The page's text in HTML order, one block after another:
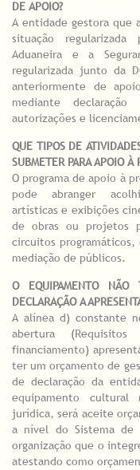
DE APOIO?
A entidade gestora que
situação
Aduaneira e a
regularizada junto da
anteriormente de
mediante
autorizações e
QUE TIPOS DE
SUBMETER PARA APOIO À
O programa de apoio à
pode abranger
artísticas e exibições
de obras ou projetos
circuitos programáticos,
mediação de públicos.
O EQUIPAMENTO NÃO
DECLARAÇÃO A
A alínea d) constante
abertura
financiamento)
ter um orçamento de
de declaração da
equipamento cultural
jurídica, será aceite
a nível do Sistema de
organização que o
atestando como